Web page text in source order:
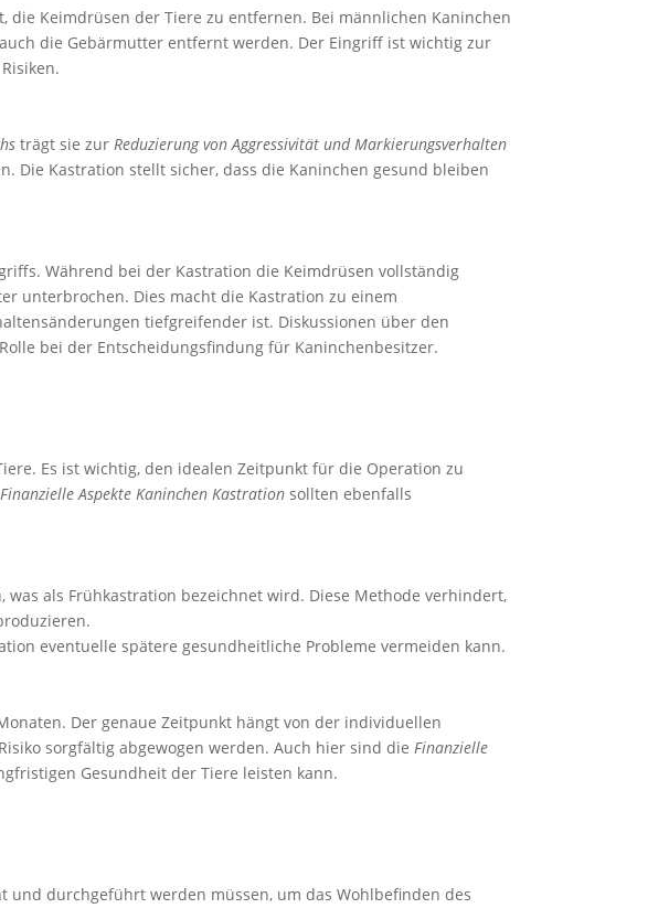
Keimdrüsen der Tiere zu entfernen. Bei männlichen Kaninchen
die Gebärmutter entfernt werden. Der Eingriff ist wichtig zur
trägt sie zur Reduzierung von Aggressivität und Markierungsverhalten
Die Kastration stellt sicher, dass die Kaninchen gesund bleiben
Während bei der Kastration die Keimdrüsen vollständig
unterbrochen. Dies macht die Kastration zu einem
tiefgreifender ist. Diskussionen über den
bei der Entscheidungsfindung für Kaninchenbesitzer.
Es ist wichtig, den idealen Zeitpunkt für die Operation zu
Finanzielle Aspekte Kaninchen Kastration sollten ebenfalls
als Frühkastration bezeichnet wird. Diese Methode verhindert,
eventuelle spätere gesundheitliche Probleme vermeiden kann.
Der genaue Zeitpunkt hängt von der individuellen
sorgfältig abgewogen werden. Auch hier sind die Finanzielle
Gesundheit der Tiere leisten kann.
durchgeführt werden müssen, um das Wohlbefinden des